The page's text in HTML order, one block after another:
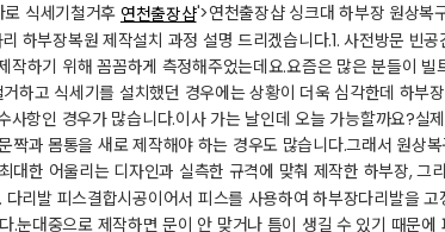
식세기철거후 연천출장샵'>연천출장샵 싱크대 하부장 원상복
하부장복원 제작설치 과정 설명 드리겠습니다.​​1. 사전방문 빈
하기 위해 꼼꼼하게 측정해주었는데요.​​요즘은 많은 분들이
고 식세기를 설치했던 경우에는 상황이 더욱 심각한데 하
항인 경우가 많습니다.​​이사 가는 날인데 오늘 가능할까요?​
과 몸통을 새로 제작해야 하는 경우도 많습니다.​그래서 원상
한 어울리는 디자인과 실측한 규격에 맞춰 제작한 하부장, 그
리발 피스결합시공​이어서 피스를 사용하여 하부장다리발을
눈대중으로 제작하면 문이 안 맞거나 틈이 생길 수 있기 때문